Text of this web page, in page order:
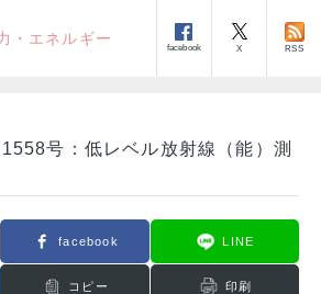
・エネルギー
facebook X RSS
号：低レベル放射線（能）測
facebook LINE
コピー 印刷